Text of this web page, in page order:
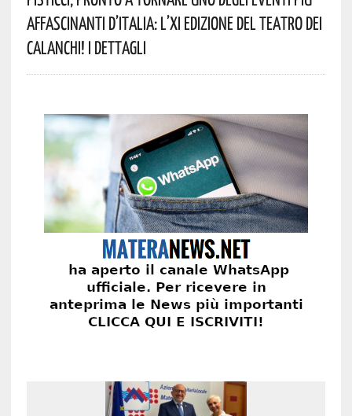
Affascinanti D’Italia: L’XI Edizione Del Teatro Dei
Calanchi! I Dettagli